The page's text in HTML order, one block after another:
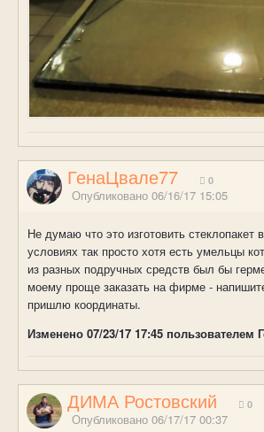
ГенаЦвале77 0
Опубликовано 06/16/17 15:05
Не думаю что это изготовить стеклопакет
условиях так просто хотя есть умельцы
из разных подручных средств был бы
моему проще заказать на фирме -
пришлю координаты.
Изменено 07/23/17 17:45 пользователем
ДИМА Ростовский 0
Опубликовано 06/17/17 00:37